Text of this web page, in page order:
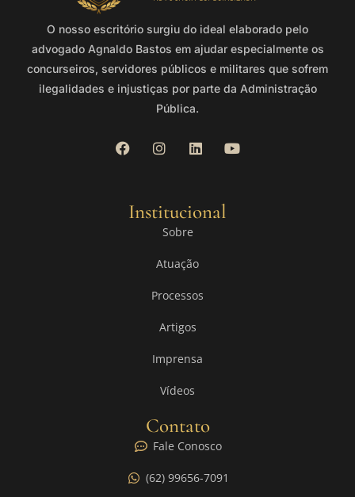
O nosso escritório surgiu do ideal elaborado pelo
advogado Agnaldo Bastos em ajudar especialmente os
concurseiros, servidores públicos e militares que sofrem
ilegalidades e injustiças por parte da Administração
Pública.
Institucional
Sobre
Atuação
Processos
Artigos
Imprensa
Vídeos
Contato
Fale Conosco
(62) 99656-7091